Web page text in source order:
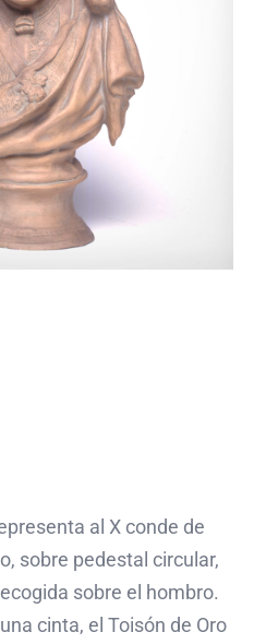
al X conde de
sobre pedestal circular,
sobre el hombro.
cinta, el Toisón de Oro